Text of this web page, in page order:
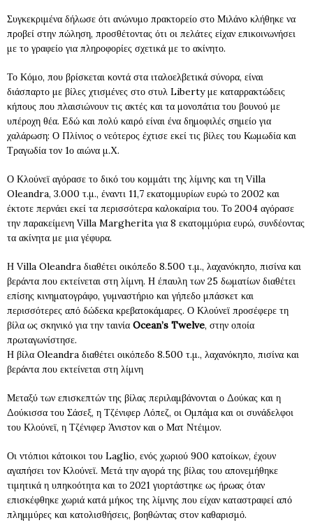
Συγκεκριμένα δήλωσε ότι ανώνυμο πρακτορείο στο Μιλάνο κλήθηκε να
προβεί στην πώληση, προσθέτοντας ότι οι πελάτες είχαν επικοινωνήσει
με το γραφείο για πληροφορίες σχετικά με το ακίνητο.
Το Κόμο, που βρίσκεται κοντά στα ιταλοελβετικά σύνορα, είναι
διάσπαρτο με βίλες χτισμένες στο στυλ Liberty με καταρρακτώδεις
κήπους που πλαισιώνουν τις ακτές και τα μονοπάτια του βουνού με
υπέροχη θέα. Εδώ και πολύ καιρό είναι ένα δημοφιλές σημείο για
χαλάρωση: Ο Πλίνιος ο νεότερος έχτισε εκεί τις βίλες του Κωμωδία και
Τραγωδία τον 1ο αιώνα μ.Χ.
Ο Κλούνεϊ αγόρασε το δικό του κομμάτι της λίμνης και τη Villa
Oleandra, 3.000 τ.μ., έναντι 11,7 εκατομμυρίων ευρώ το 2002 και
έκτοτε περνάει εκεί τα περισσότερα καλοκαίρια του. Το 2004 αγόρασε
την παρακείμενη Villa Margherita για 8 εκατομμύρια ευρώ, συνδέοντας
τα ακίνητα με μια γέφυρα.
Η Villa Oleandra διαθέτει οικόπεδο 8.500 τ.μ., λαχανόκηπο, πισίνα και
βεράντα που εκτείνεται στη λίμνη. Η έπαυλη των 25 δωματίων διαθέτει
επίσης κινηματογράφο, γυμναστήριο και γήπεδο μπάσκετ και
περισσότερες από δώδεκα κρεβατοκάμαρες. Ο Κλούνεϊ προσέφερε τη
βίλα ως σκηνικό για την ταινία Ocean’s Twelve, στην οποία
πρωταγωνίστησε.
Η βίλα Oleandra διαθέτει οικόπεδο 8.500 τ.μ., λαχανόκηπο, πισίνα και
βεράντα που εκτείνεται στη λίμνη
Μεταξύ των επισκεπτών της βίλας περιλαμβάνονται ο Δούκας και η
Δούκισσα του Σάσεξ, η Τζένιφερ Λόπεζ, οι Ομπάμα και οι συνάδελφοι
του Κλούνεϊ, η Τζένιφερ Άνιστον και ο Ματ Ντέιμον.
Οι ντόπιοι κάτοικοι του Laglio, ενός χωριού 900 κατοίκων, έχουν
αγαπήσει τον Κλούνεϊ. Μετά την αγορά της βίλας του απονεμήθηκε
τιμητικά η υπηκοότητα και το 2021 γιορτάστηκε ως ήρωας όταν
επισκέφθηκε χωριά κατά μήκος της λίμνης που είχαν καταστραφεί από
πλημμύρες και κατολισθήσεις, βοηθώντας στον καθαρισμό.